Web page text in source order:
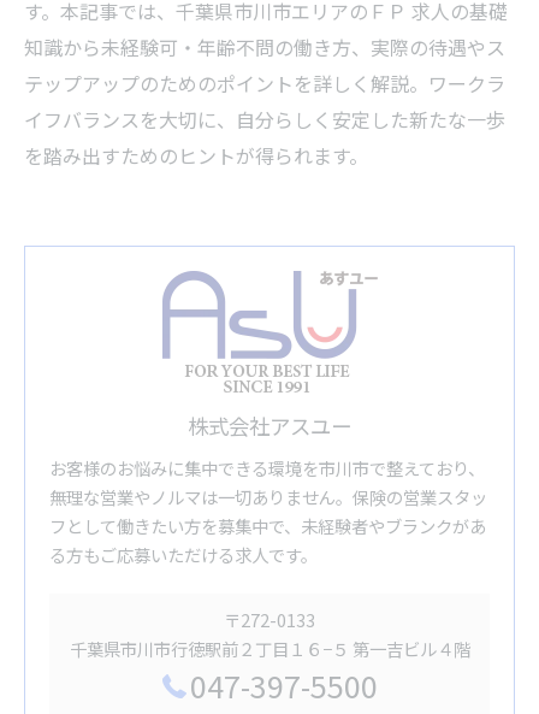
す。本記事では、千葉県市川市エリアのＦＰ 求人の基礎
知識から未経験可・年齢不問の働き方、実際の待遇やス
テップアップのためのポイントを詳しく解説。ワークラ
イフバランスを大切に、自分らしく安定した新たな一歩
を踏み出すためのヒントが得られます。
株式会社アスユー
お客様のお悩みに集中できる環境を市川市で整えており、
無理な営業やノルマは一切ありません。保険の営業スタッ
フとして働きたい方を募集中で、未経験者やブランクがあ
る方もご応募いただける求人です。
〒272-0133
千葉県市川市行徳駅前２丁目１６−５ 第一吉ビル４階
047-397-5500